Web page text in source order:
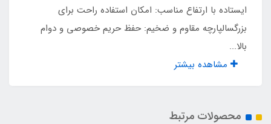
مناسب برای
ماهیگیری ، اتاق پرو، حمام صحرایی، توالت صحرایی
ایستاده با ارتفاع مناسب: امکان استفاده راحت برای
بزرگسالپارچه مقاوم و ضخیم: حفظ حریم خصوصی و دوام
بالا...
مشاهده بیشتر
محصولات مرتبط